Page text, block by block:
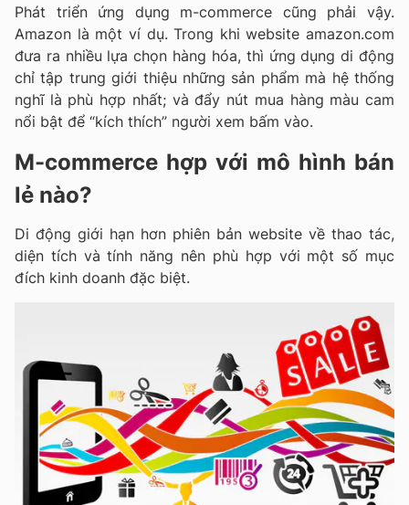
Phát triển ứng dụng m-commerce cũng phải vậy.
Amazon là một ví dụ. Trong khi website amazon.com
đưa ra nhiều lựa chọn hàng hóa, thì ứng dụng di động
chỉ tập trung giới thiệu những sản phẩm mà hệ thống
nghĩ là phù hợp nhất; và đẩy nút mua hàng màu cam
nổi bật để “kích thích” người xem bấm vào.
M-commerce hợp với mô hình bán
lẻ nào?
Di động giới hạn hơn phiên bản website về thao tác,
diện tích và tính năng nên phù hợp với một số mục
đích kinh doanh đặc biệt.